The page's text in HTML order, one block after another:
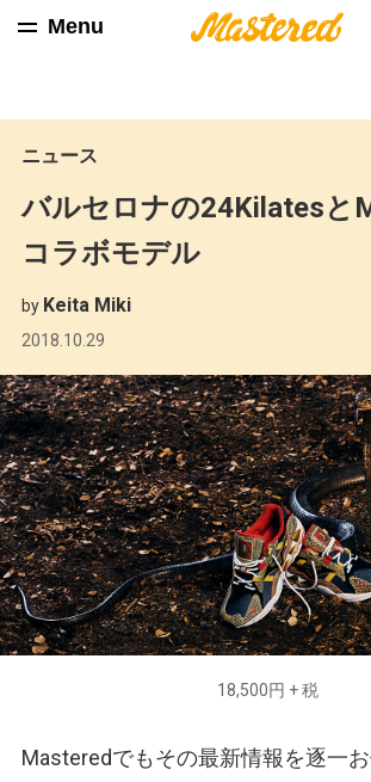
Menu
ニュース
バルセロナの24Kilatesと
コラボモデル
by Keita Miki
2018.10.29
18,500円 + 税
Masteredでもその最新情報を逐一